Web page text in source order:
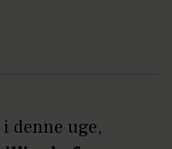
denne uge,